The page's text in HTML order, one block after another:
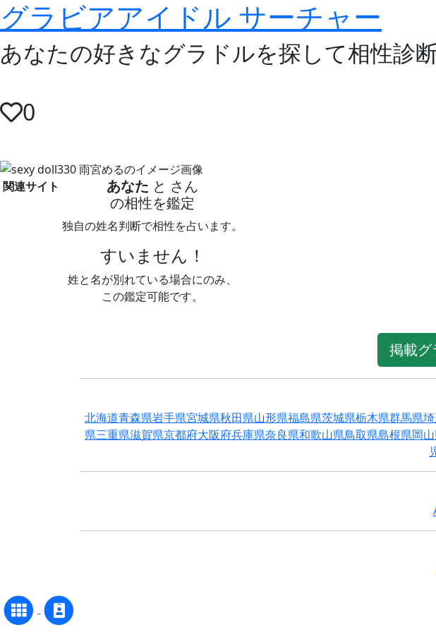
グラビアアイドル サーチャー
あなたの好きなグラドルを探して相性診
0
関連サイト あなた と さん
の相性を鑑定
独自の姓名判断で相性を占います。
すいません！
姓と名が別れている場合にのみ、
この鑑定可能です。
掲載グ
北海道青森県岩手県宮城県秋田県山形県福島県茨城県栃木県群馬県
県三重県滋賀県京都府大阪府兵庫県奈良県和歌山県鳥取県島根県岡